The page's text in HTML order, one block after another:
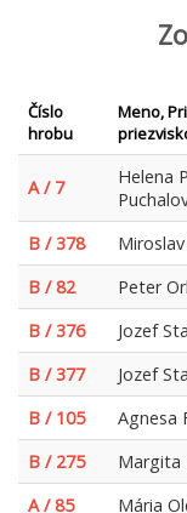
Číslo
hrobu
Meno,
A / 7
Helena
B / 378
B / 82
Peter
B / 376
Jozef
B / 377
Jozef
B / 105
Agnesa
B / 275
Margita
A / 85
Mária